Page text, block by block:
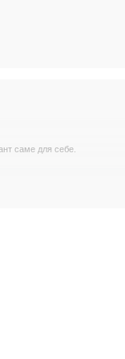
саме для себе.
елегантність